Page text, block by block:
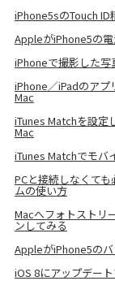
iPhone5sのTouch ID
AppleがiPhone5の
iPhoneで撮影した写
iPhone／iPadのアプ
Mac
iTunes Matchを設定
Mac
iTunes Matchでモバ
PCと接続しなくて
ムの使い方
Macへフォトストリ
ンしてみる
AppleがiPhone5の
iOS 8にアップデー